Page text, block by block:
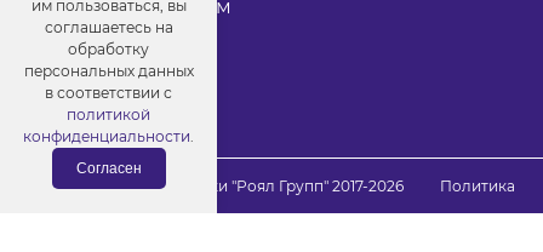
дистрибьютером
© Порошковые краски "Роял Групп" 2017-2026
Политика
конфиденциальности
им пользоваться, вы
соглашаетесь на
обработку
персональных данных
в соответствии с
политикой
конфиденциальности.
Согласен